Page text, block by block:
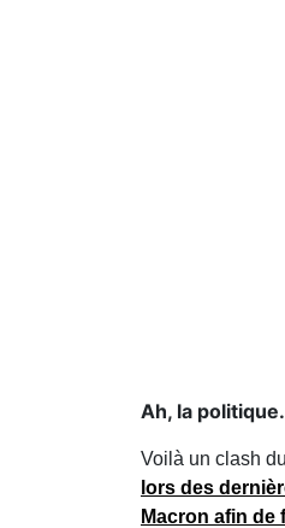
Ah, la
Voilà un clash
lors des
Macron afin de